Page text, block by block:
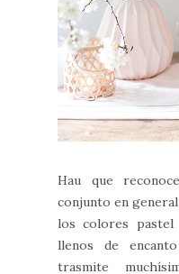
Hau que
conjunto en general
los colores pastel
llenos de
trasmite